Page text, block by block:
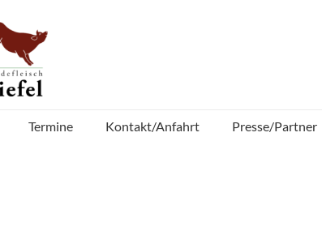
Termine Kontakt/Anfahrt Presse/Partner